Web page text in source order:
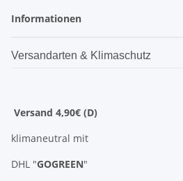
Informationen
Versandarten & Klimaschutz
Versand 4,90€ (D)
klimaneutral mit
DHL "GOGREEN"